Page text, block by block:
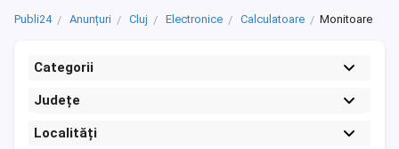
Publi24 Anunțuri Cluj Electronice Calculatoare Monitoare
Categorii
Județe
Localități